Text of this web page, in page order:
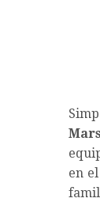
en